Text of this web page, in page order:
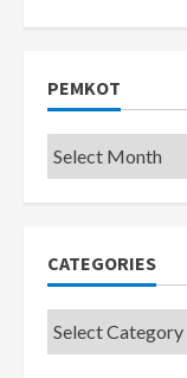
PEMKOT
Pemkot
CATEGORIES
Categories